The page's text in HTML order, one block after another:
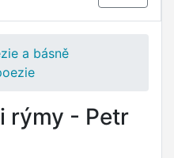
a básně
rýmy - Petr